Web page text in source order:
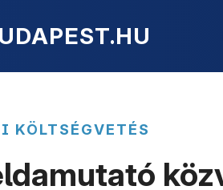
KÖLTSÉGVETÉS